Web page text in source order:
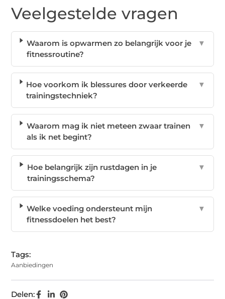
Veelgestelde vragen
Waarom is opwarmen zo belangrijk voor je
fitnessroutine?
▼
Hoe voorkom ik blessures door verkeerde
trainingstechniek?
▼
Waarom mag ik niet meteen zwaar trainen
als ik net begint?
▼
Hoe belangrijk zijn rustdagen in je
trainingsschema?
▼
Welke voeding ondersteunt mijn
fitnessdoelen het best?
▼
Tags:
Aanbiedingen
Delen: